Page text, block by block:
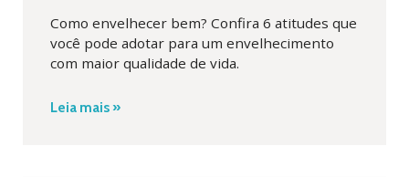
Como envelhecer bem? Confira 6 atitudes que
você pode adotar para um envelhecimento
com maior qualidade de vida.
Leia mais »